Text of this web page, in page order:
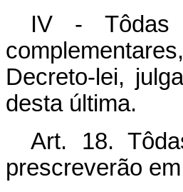
IV - Tôdas
Decreto-lei,
desta última.
Art. 18.
prescreverão